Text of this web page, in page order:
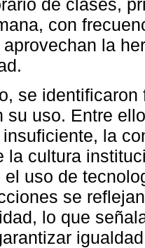
con
la
se
su uso. Entre
la
la cultura
el uso de
se
lo que